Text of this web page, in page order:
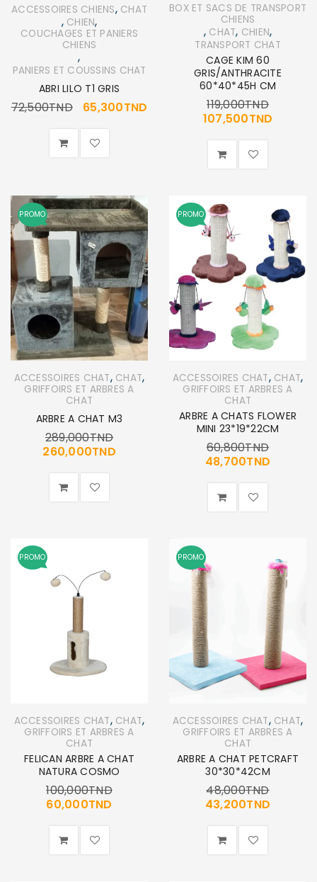
ACCESSOIRES CHIENS, CHAT
, CHIEN,
COUCHAGES ET PANIERS
CHIENS
,
PANIERS ET COUSSINS CHAT
ABRI LILO T1 GRIS
72,500TND 65,300TND
BOX ET SACS DE TRANSPORT
CHIENS
, CHAT, CHIEN,
TRANSPORT CHAT
CAGE KIM 60
GRIS/ANTHRACITE
60*40*45H CM
119,000TND
107,500TND
PROMO
ACCESSOIRES CHAT, CHAT,
GRIFFOIRS ET ARBRES A
CHAT
ARBRE A CHAT M3
289,000TND
260,000TND
PROMO
ACCESSOIRES CHAT, CHAT,
GRIFFOIRS ET ARBRES A
CHAT
ARBRE A CHATS FLOWER
MINI 23*19*22CM
60,800TND
48,700TND
PROMO
ACCESSOIRES CHAT, CHAT,
GRIFFOIRS ET ARBRES A
CHAT
FELICAN ARBRE A CHAT
NATURA COSMO
100,000TND
60,000TND
PROMO
ACCESSOIRES CHAT, CHAT,
GRIFFOIRS ET ARBRES A
CHAT
ARBRE A CHAT PETCRAFT
30*30*42CM
48,000TND
43,200TND